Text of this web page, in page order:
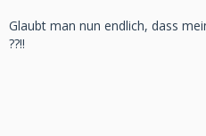
Glaubt man nun endlich, dass
??!!